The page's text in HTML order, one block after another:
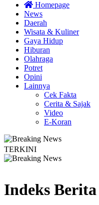
Homepage
News
Daerah
Wisata & Kuliner
Gaya Hidup
Hiburan
Olahraga
Potret
Opini
Lainnya
Cek Fakta
Cerita & Sajak
Video
E-Koran
TERKINI
Indeks Berita